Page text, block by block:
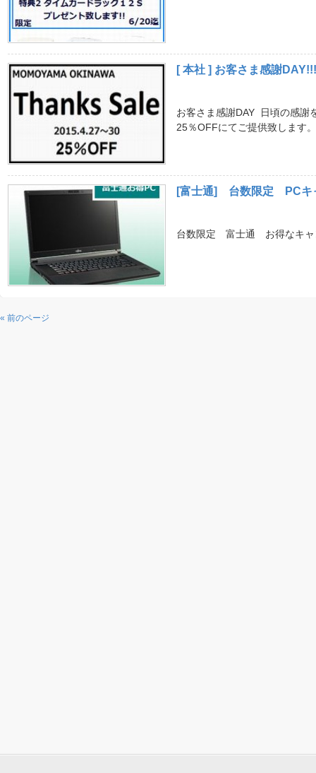
[ 本社 ] お客さま感謝DAY!!!
お客さま感謝DAY 日頃の感謝
25％OFFにてご提供致しま
[富士通] 台数限定 PC
台数限定 富士通 お得なキャ
« 前のページ